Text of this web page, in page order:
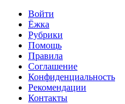
Войти
Ёжка
Рубрики
Помощь
Правила
Соглашение
Конфиденциальность
Рекомендации
Контакты